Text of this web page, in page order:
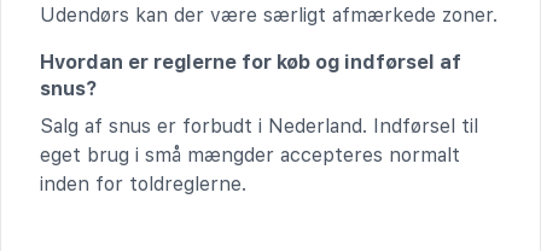
Udendørs kan der være særligt afmærkede zoner.
Hvordan er reglerne for køb og indførsel af
snus?
Salg af snus er forbudt i Nederland. Indførsel til
eget brug i små mængder accepteres normalt
inden for toldreglerne.